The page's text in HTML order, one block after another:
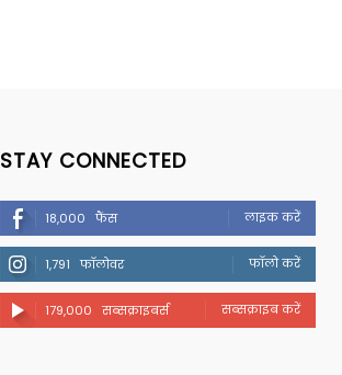
STAY CONNECTED
18,000 फैंस लाइक करें
1,791 फॉलोवर फॉलो करें
179,000 सब्सक्राइबर्स सब्सक्राइब करें